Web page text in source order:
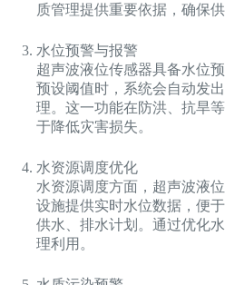
质管理提供重要依据，确保供
水位预警与报警
超声波液位传感器具备水位
预设阈值时，系统会自动发
理。这一功能在防洪、抗旱
于降低灾害损失。
水资源调度优化
水资源调度方面，超声波液
设施提供实时水位数据，便
供水、排水计划。通过优化
理利用。